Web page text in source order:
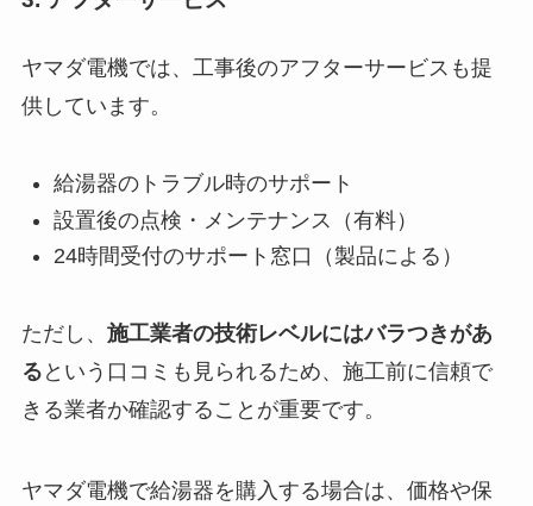
ヤマダ電機では、工事後のアフターサービスも提
供しています。
給湯器のトラブル時のサポート
設置後の点検・メンテナンス（有料）
24時間受付のサポート窓口（製品による）
ただし、 施工業者の技術レベルにはバラつきがあ
る という口コミも見られるため、施工前に信頼で
きる業者か確認することが重要です。
ヤマダ電機で給湯器を購入する場合は、価格や保